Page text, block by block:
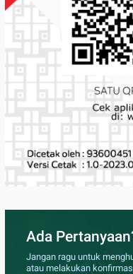
Ada
Jangan ragu untuk
atau melakukan